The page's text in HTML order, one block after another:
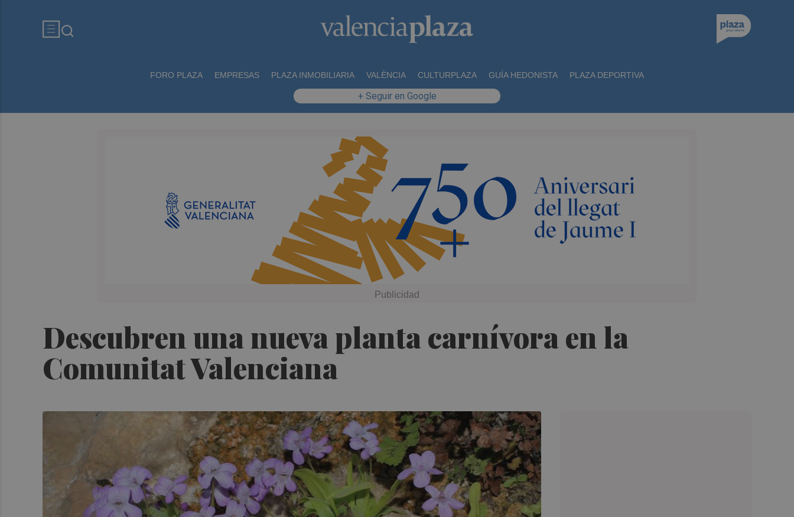
FORO PLAZA EMPRESAS PLAZA INMOBILIARIA VALÈNCIA CULTURPLAZA GUÍA HEDONISTA PLAZA DEPORTIVA
+ Seguir en Google
Descubren una nueva planta carnívora en la
Comunitat Valenciana